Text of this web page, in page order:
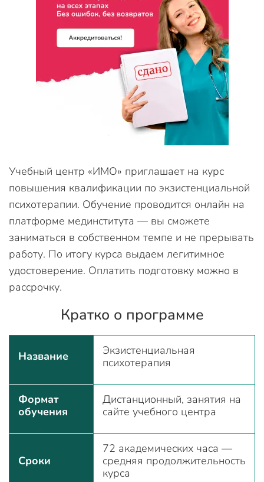
Учебный центр «ИМО» приглашает на курс
повышения квалификации по экзистенциальной
психотерапии. Обучение проводится онлайн на
платформе мединститута — вы сможете
заниматься в собственном темпе и не прерывать
работу. По итогу курса выдаем легитимное
удостоверение. Оплатить подготовку можно в
рассрочку.
Кратко о программе
Название
Экзистенциальная
психотерапия
Формат
обучения
Дистанционный, занятия на
сайте учебного центра
Сроки
72 академических часа —
средняя продолжительность
курса